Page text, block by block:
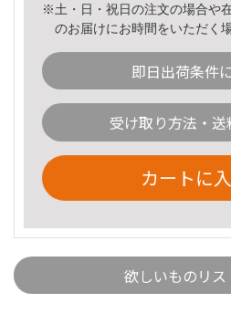
※土・日・祝日の注文の場合や
のお届けにお時間をいただく
即日出荷条件
受け取り方法・送
カートに
欲しいものリス